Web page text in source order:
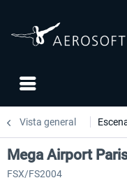
Vista general
Mega Airport
FSX/FS2004